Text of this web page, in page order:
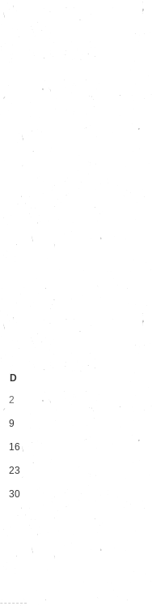
D
2
9
16
23
30